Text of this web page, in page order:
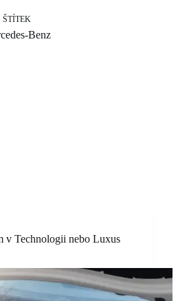
ŠTÍTEK
Benz
v Technologii nebo Luxus